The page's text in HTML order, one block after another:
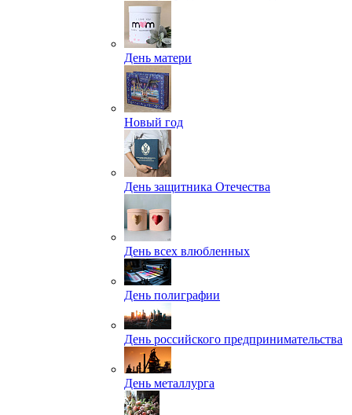
День матери
Новый год
День защитника Отечества
День всех влюбленных
День полиграфии
День российского предпринимательства
День металлурга